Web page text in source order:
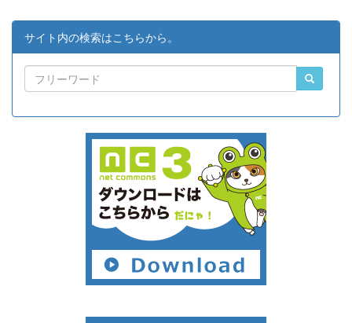
サイト内の検索はこちらから。